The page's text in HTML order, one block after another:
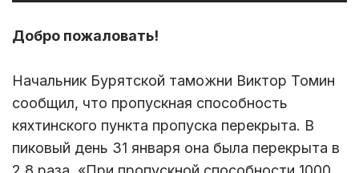
Добро пожаловать!
Начальник Бурятской таможни Виктор Томин
сообщил, что пропускная способность
кяхтинского пункта пропуска перекрыта. В
пиковый день 31 января она была перекрыта в